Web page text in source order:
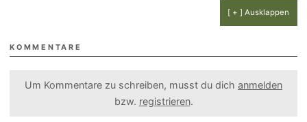
[ + ] Ausklappen
KOMMENTARE
Um Kommentare zu schreiben, musst du dich anmelden
bzw. registrieren.